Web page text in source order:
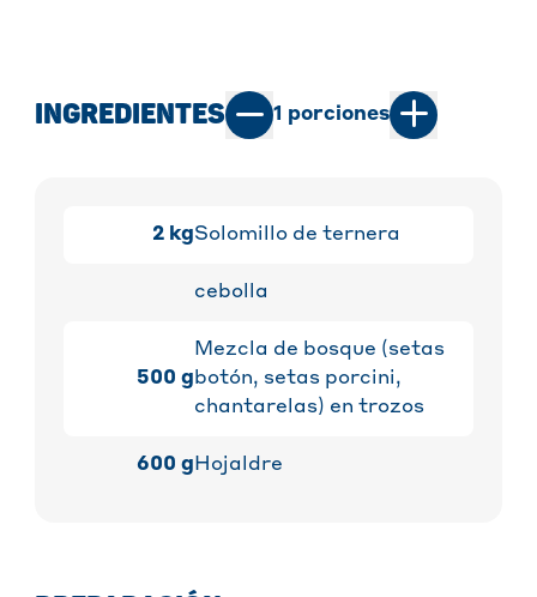
INGREDIENTES 1 porciones
2 kgSolomillo de ternera
cebolla
500 g
Mezcla de bosque (setas
botón, setas porcini,
chantarelas) en trozos
600 gHojaldre